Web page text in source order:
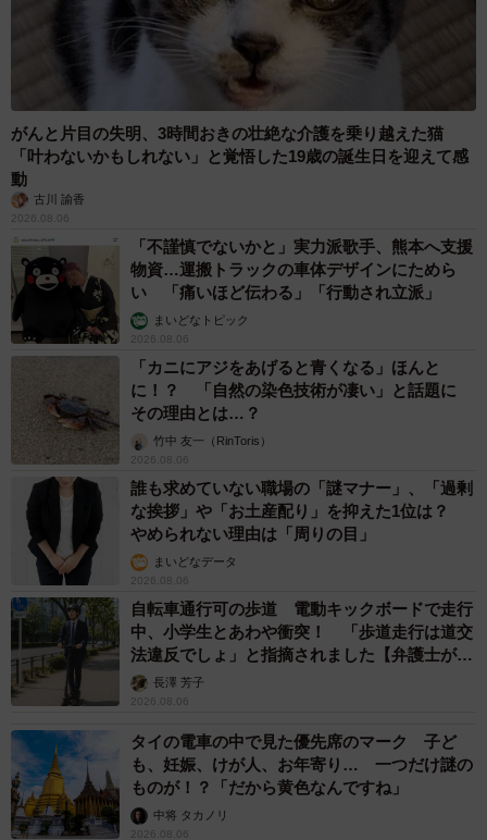
がんと片目の失明、3時間おきの壮絶な介護を乗り越えた猫
「叶わないかもしれない」と覚悟した19歳の誕生日を迎えて感
動
古川 諭香
2026.08.06
「不謹慎でないかと」実力派歌手、熊本へ支援
物資…運搬トラックの車体デザインにためら
い 「痛いほど伝わる」「行動され立派」
まいどなトピック
2026.08.06
「カニにアジをあげると青くなる」ほんと
に！？ 「自然の染色技術が凄い」と話題に
その理由とは…？
竹中 友一（RinToris）
2026.08.06
誰も求めていない職場の「謎マナー」、「過剰
な挨拶」や「お土産配り」を抑えた1位は？
やめられない理由は「周りの目」
まいどなデータ
2026.08.06
自転車通行可の歩道 電動キックボードで走行
中、小学生とあわや衝突！ 「歩道走行は道交
法違反でしょ」と指摘されました【弁護士が解
説】長澤 芳子
2026.08.06
タイの電車の中で見た優先席のマーク 子ど
も、妊娠、けが人、お年寄り… 一つだけ謎の
ものが！？「だから黄色なんですね」
中将 タカノリ
2026.08.06